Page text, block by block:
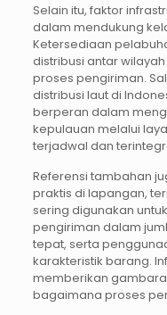
Selain itu, faktor
dalam mendukung
Ketersediaan
distribusi antar
proses pengiriman.
distribusi laut di
berperan dalam
kepulauan melalui
terjadwal dan
Referensi tambahan
praktis di lapangan,
sering digunakan
pengiriman dalam
tepat, serta
karakteristik barang.
memberikan
bagaimana proses